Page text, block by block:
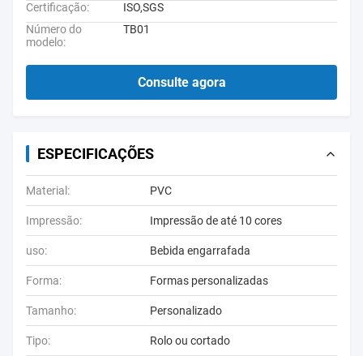
Certificação:
ISO,SGS
Número do
modelo:
TB01
Consulte agora
ESPECIFICAÇÕES
Material: PVC
Impressão: Impressão de até 10 cores
uso: Bebida engarrafada
Forma: Formas personalizadas
Tamanho: Personalizado
Tipo: Rolo ou cortado